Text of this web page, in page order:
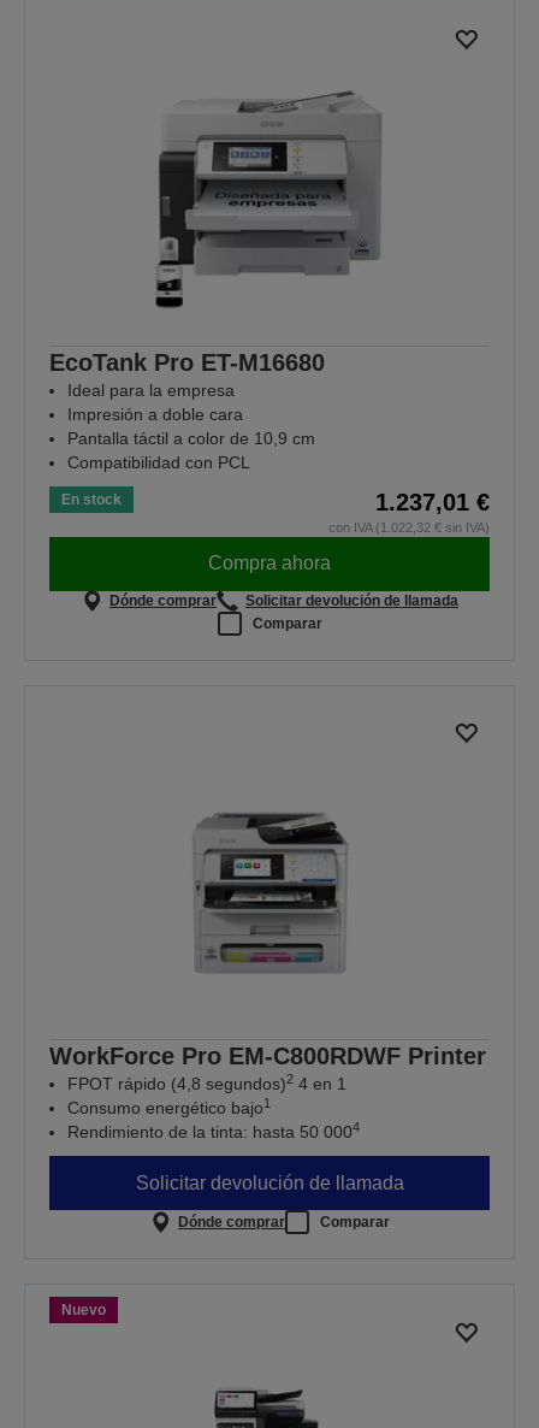
EcoTank Pro ET-M16680
Ideal para la empresa
Impresión a doble cara
Pantalla táctil a color de 10,9 cm
Compatibilidad con PCL
En stock 1.237,01 €
con IVA (1.022,32 € sin IVA)
Compra ahora
Dónde comprar
Solicitar devolución de llamada
Comparar
WorkForce Pro EM-C800RDWF Printer
FPOT rápido (4,8 segundos)2 4 en 1
Consumo energético bajo1
Rendimiento de la tinta: hasta 50 0004
Solicitar devolución de llamada
Dónde comprar Comparar
Nuevo